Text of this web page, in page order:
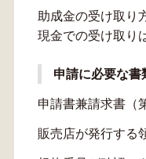
助成金の受け取り
現金での受け取り
申請に必要な書
申請書兼請求書（
販売店が発行する